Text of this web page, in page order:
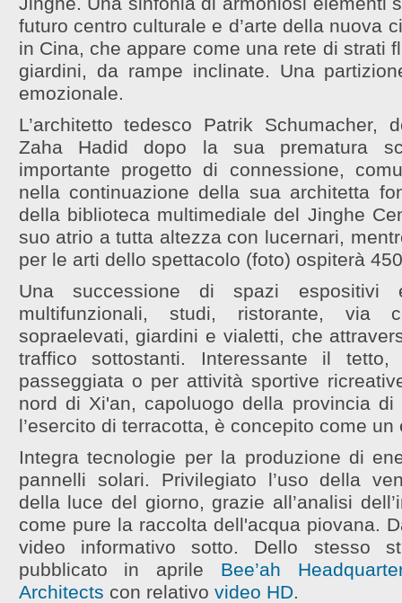
futuro centro culturale e d’arte della nuova
in Cina, che appare come una rete di strati
giardini, da rampe inclinate. Una
emozionale.
L’architetto tedesco Patrik Schumacher,
Zaha Hadid dopo la sua prematura
importante progetto di connessione,
nella continuazione della sua architetta
della biblioteca multimediale del Jinghe
suo atrio a tutta altezza con lucernari,
per le arti dello spettacolo (foto) ospiterà
Una successione di spazi
multifunzionali, studi, ristorante, via
sopraelevati, giardini e vialetti, che
traffico sottostanti. Interessante il
passeggiata o per attività sportive
nord di Xi'an, capoluogo della provincia di
l’esercito di terracotta, è concepito come
Integra tecnologie per la produzione di
pannelli solari. Privilegiato l’uso della
della luce del giorno, grazie all’analisi
come pure la raccolta dell'acqua piovana.
video informativo sotto. Dello stesso
pubblicato in aprile Bee’ah
Architects con relativo video HD.